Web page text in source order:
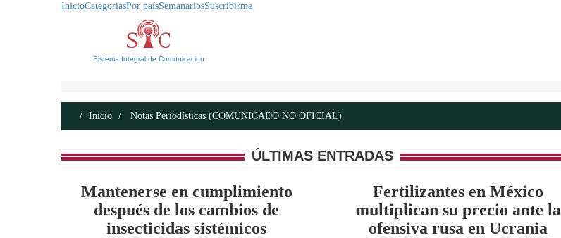
InicioCategoriasPor paísSemanariosSuscribirme
Sistema Integral de Comunicacion
Inicio Notas Periodísticas (COMUNICADO NO OFICIAL)
ÚLTIMAS ENTRADAS
Mantenerse en cumplimiento
después de los cambios de
insecticidas sistémicos
Fertilizantes en México
multiplican su precio ante la
ofensiva rusa en Ucrania